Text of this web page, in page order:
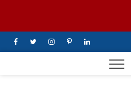
facebooktwitterinstagrampinterestlinkedin